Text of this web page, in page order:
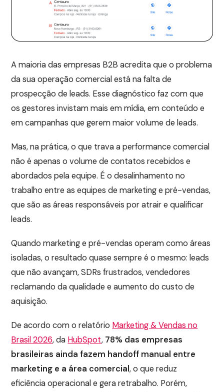
A maioria das empresas B2B acredita que o problema
da sua operação comercial está na falta de
prospecção de leads. Esse diagnóstico faz com que
os gestores invistam mais em mídia, em conteúdo e
em campanhas que gerem maior volume de leads.
Mas, na prática, o que trava a performance comercial
não é apenas o volume de contatos recebidos e
abordados pela equipe. É o desalinhamento no
trabalho entre as equipes de marketing e pré-vendas,
que são as áreas responsáveis por atrair e qualificar
leads.
Quando marketing e pré-vendas operam como áreas
isoladas, o resultado quase sempre é o mesmo: leads
que não avançam, SDRs frustrados, vendedores
reclamando da qualidade e aumento do custo de
aquisição.
De acordo com o relatório Marketing & Vendas no
Brasil 2026, da HubSpot, 78% das empresas
brasileiras ainda fazem handoff manual entre
marketing e a área comercial, o que reduz
eficiência operacional e gera retrabalho. Porém,